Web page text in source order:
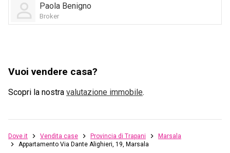
Paola Benigno
Broker
Vuoi vendere casa?
Scopri la nostra valutazione immobile.
Dove.it Vendita case Provincia di Trapani
Marsala
Appartamento Via Dante Alighieri, 19, Marsala